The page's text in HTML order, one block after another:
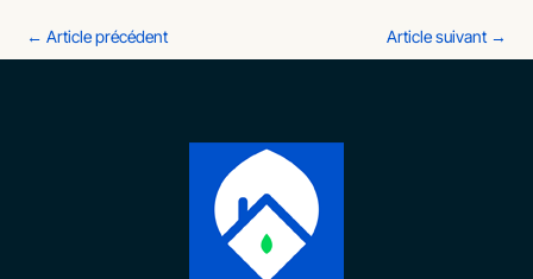
← Article précédent Article suivant →